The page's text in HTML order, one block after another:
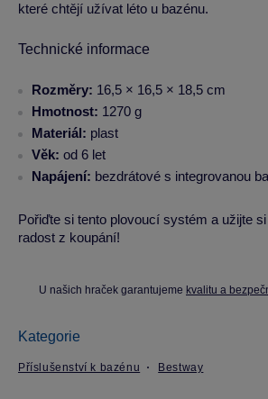
které chtějí užívat léto u bazénu.
Technické informace
Rozměry: 16,5 × 16,5 × 18,5 cm
Hmotnost: 1270 g
Materiál: plast
Věk: od 6 let
Napájení: bezdrátové s integrovanou
Pořiďte si tento plovoucí systém a užijte
radost z koupání!
U našich hraček garantujeme kvalitu a
Kategorie
Příslušenství k bazénu Bestway